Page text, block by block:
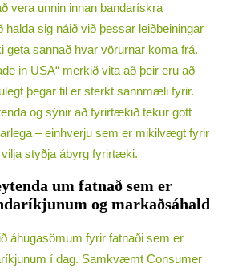
vera unnin innan bandarískra
sig náið við þessar leiðbeiningar
geta sannað hvar vörurnar koma frá.
in USA“ merkið vita að þeir eru að
þegar til er sterkt sannmæli fyrir.
og sýnir að fyrirtækið tekur gott
– einhverju sem er mikilvægt fyrir
styðja ábyrg fyrirtæki.
um fatnað sem er
og markaðsáhald
áhugasömum fyrir fatnaði sem er
í dag. Samkvæmt Consumer